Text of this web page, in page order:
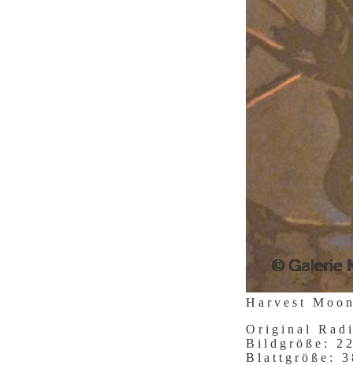
Harvest
Original
Bildgröße:
Blattgröße: